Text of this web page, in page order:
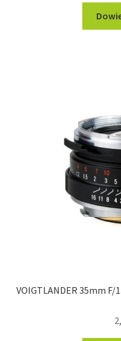
VOIGTLANDER 35mm F/